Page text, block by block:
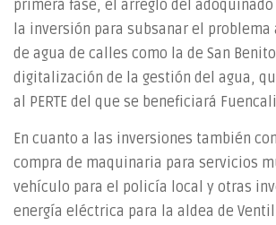
primera fase, el arreglo del
la inversión para subsanar el
de agua de calles como la de San
digitalización de la gestión del agua,
al PERTE del que se beneficiará
En cuanto a las inversiones también
compra de maquinaria para servicios
vehículo para el policía local y otras
energía eléctrica para la aldea de